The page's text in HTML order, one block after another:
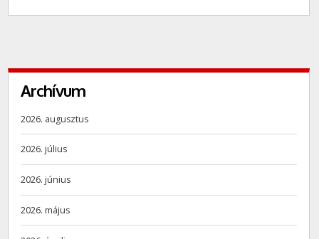
Archívum
2026. augusztus
2026. július
2026. június
2026. május